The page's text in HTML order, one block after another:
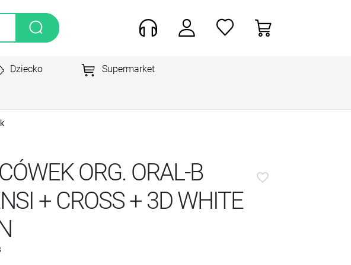
Dziecko Supermarket
ORG. ORAL-B
+ CROSS + 3D WHITE
favorite_border